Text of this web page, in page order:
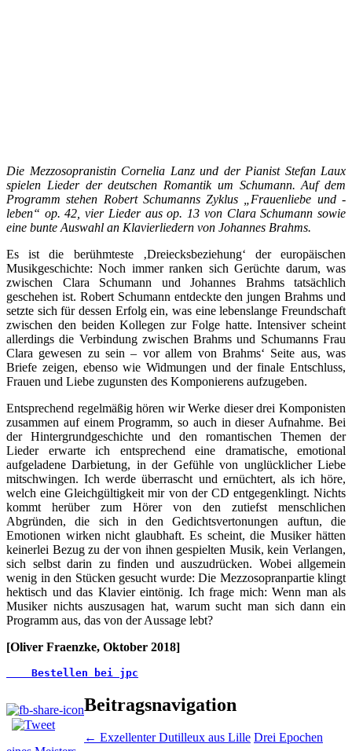
Die Mezzosopranistin Cornelia Lanz und der Pianist Stefan Laux
spielen Lieder der deutschen Romantik um Schumann. Auf dem
Programm stehen Robert Schumanns Zyklus „Frauenliebe und -
leben“ op. 42, vier Lieder aus op. 13 von Clara Schumann sowie
eine bunte Auswahl an Klavierliedern von Johannes Brahms.
Es ist die berühmteste ‚Dreiecksbeziehung‘ der europäischen
Musikgeschichte: Noch immer ranken sich Gerüchte darum, was
zwischen Clara Schumann und Johannes Brahms tatsächlich
geschehen ist. Robert Schumann entdeckte den jungen Brahms und
setzte sich für dessen Erfolg ein, was eine lebenslange Freundschaft
zwischen den beiden Kollegen zur Folge hatte. Intensiver scheint
allerdings die Verbindung zwischen Brahms und Schumanns Frau
Clara gewesen zu sein – vor allem von Brahms‘ Seite aus, was
Briefe zeigen, ebenso wie Widmungen und der finale Entschluss,
Frauen und Liebe zugunsten des Komponierens aufzugeben.
Entsprechend regelmäßig hören wir Werke dieser drei Komponisten
zusammen auf einem Programm, so auch in dieser Aufnahme. Bei
der Hintergrundgeschichte und den romantischen Themen der
Lieder erwarte ich entsprechend eine dramatische, emotional
aufgeladene Darbietung, in der Gefühle von unglücklicher Liebe
mitschwingen. Ich werde überrascht und ernüchtert, als ich höre,
welch eine Gleichgültigkeit mir von der CD entgegenklingt. Nichts
kommt herüber zum Hörer von den zutiefst menschlichen
Abgründen, die sich in den Gedichtsvertonungen auftun, die
Emotionen wirken nicht glaubhaft. Es scheint, die Musiker hätten
keinerlei Bezug zu der von ihnen gespielten Musik, kein Verlangen,
sich selbst darin zu finden und auszudrücken. Wobei allgemein
wenig in den Stücken gesucht wurde: Die Mezzosopranpartie klingt
hektisch und das Klavier eintönig. Ich frage mich: Wenn man als
Musiker nichts auszusagen hat, warum sucht man sich dann ein
Programm aus, das von der Aussage lebt?
[Oliver Fraenzke, Oktober 2018]
Bestellen bei jpc
Beitragsnavigation
← Exzellenter Dutilleux aus Lille Drei Epochen